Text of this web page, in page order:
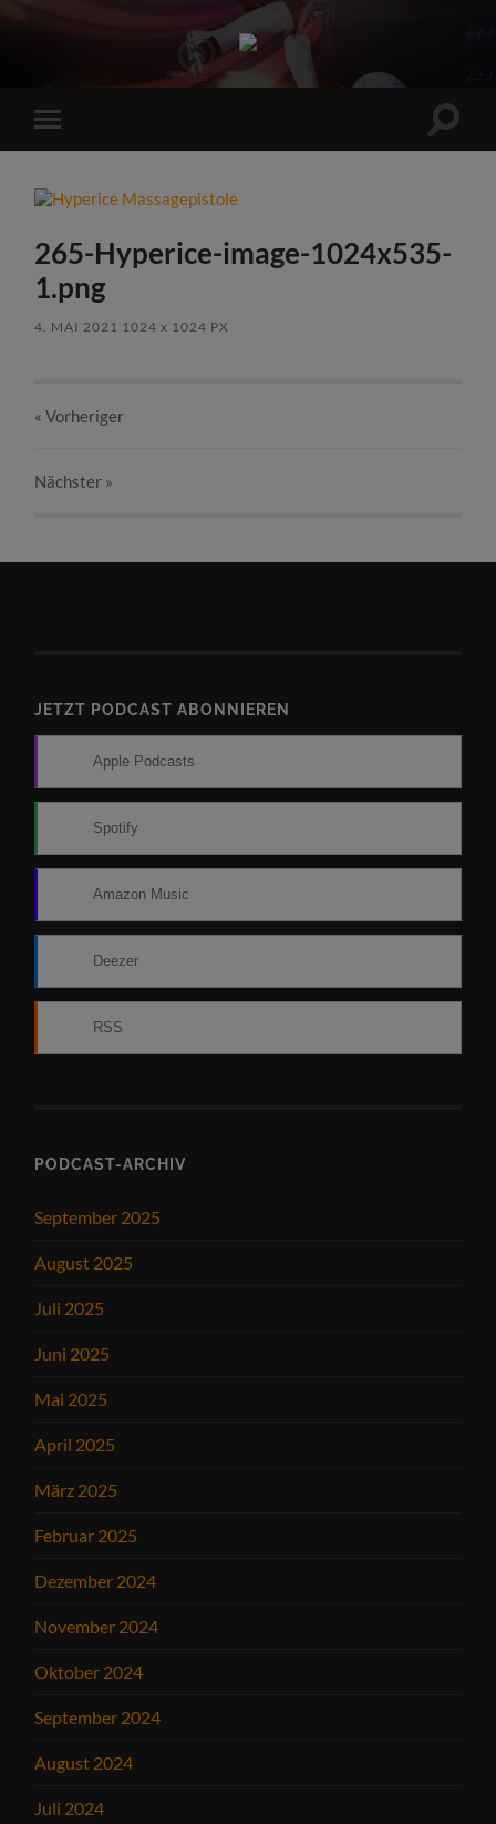
Sports
Maniac
Mobile-
Menü
265-Hyperice-image-1024x535-
1.png
4. MAI 2021 1024x 1024 PX
« Vorheriger
Nächster »
JETZT PODCAST ABONNIEREN
Apple Podcasts
Spotify
Amazon Music
Deezer
RSS
PODCAST-ARCHIV
September 2025
August 2025
Juli 2025
Juni 2025
Mai 2025
April 2025
März 2025
Februar 2025
Dezember 2024
November 2024
Oktober 2024
September 2024
August 2024
Juli 2024